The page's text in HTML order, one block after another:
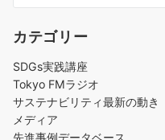
カテゴリー
SDGs実践講座
Tokyo FMラジオ
サステナビリティ最新の動き
メディア